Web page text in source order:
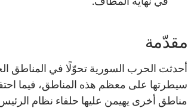
مقدّمة
أحدثت الحرب السورية تحوّلًا في المناطق
سيطرتها على معظم هذه المناطق، فيما
مناطق أخرى يهيمن عليها حلفاء نظام